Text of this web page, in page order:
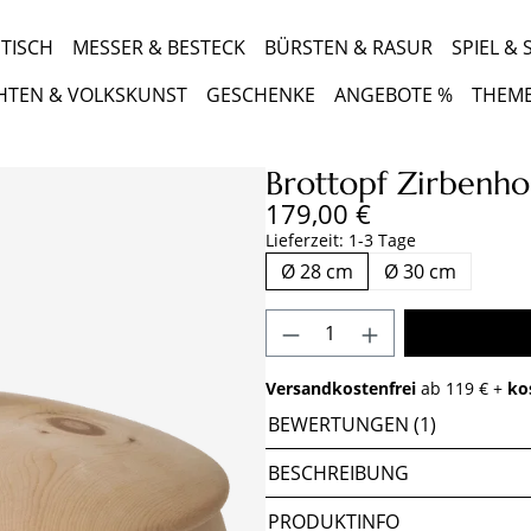
MESSER & BESTECK BÜRSTEN & RASUR
SPIEL &
& VOLKSKUNST
GESCHENKE ANGEBOTE %
Brottopf
Regulärer Preis:
179,00 €
Lieferzeit: 1-3 Tage
Ø 28 cm Ø 30 cm
Produkt Anzahl:
Versandkostenfrei ab 119 € +
BEWERTUNGEN (1)
BESCHREIBUNG
PRODUKTINFO